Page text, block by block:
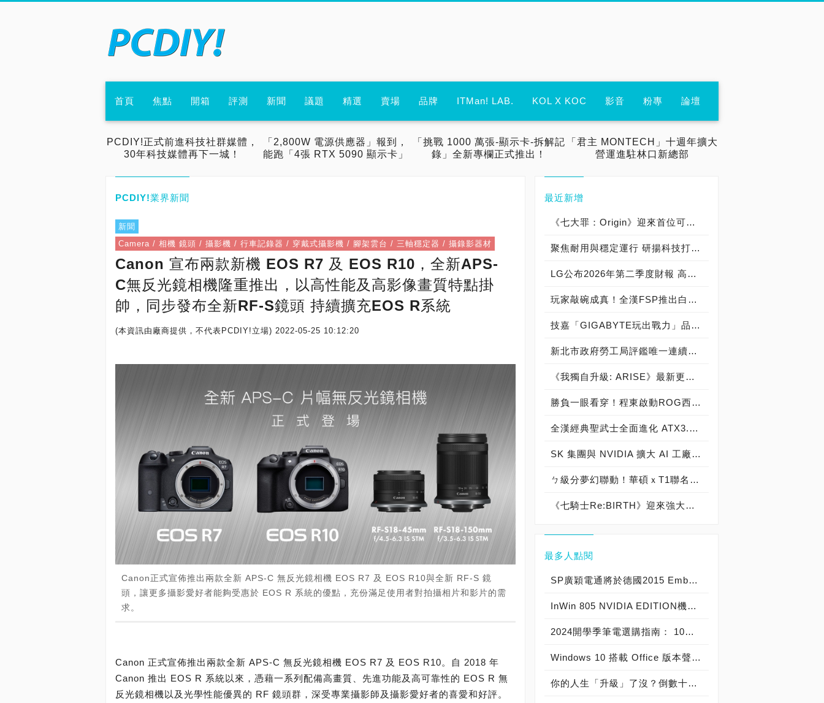
首頁 焦點 開箱 評測 新聞 議題 精選 賣場 品牌 ITMan! LAB. KOL X KOC 影音 粉專 論壇
PCDIY!正式前進科技社群媒體，
30年科技媒體再下一城！
「2,800W 電源供應器」報到，
能跑「4張 RTX 5090 顯示卡」
「挑戰 1000 萬張-顯示卡-拆解記
錄」全新專欄正式推出！
「君主 MONTECH」十週年擴大
營運進駐林口新總部
PCDIY!業界新聞
新聞
Camera / 相機 鏡頭 / 攝影機 / 行車記錄器 / 穿戴式攝影機 / 腳架雲台 / 三軸穩定器 / 攝錄影器材
Canon 宣布兩款新機 EOS R7 及 EOS R10，全新APS-
C無反光鏡相機隆重推出，以高性能及高影像畫質特點掛
帥，同步發布全新RF-S鏡頭 持續擴充EOS R系統
(本資訊由廠商提供，不代表PCDIY!立場) 2022-05-25 10:12:20
Canon正式宣佈推出兩款全新 APS-C 無反光鏡相機 EOS R7 及 EOS R10與全新 RF-S 鏡
頭，讓更多攝影愛好者能夠受惠於 EOS R 系統的優點，充份滿足使用者對拍攝相片和影片的需
求。
Canon 正式宣佈推出兩款全新 APS-C 無反光鏡相機 EOS R7 及 EOS R10。自 2018 年
Canon 推出 EOS R 系統以來，憑藉一系列配備高畫質、先進功能及高可靠性的 EOS R 無
反光鏡相機以及光學性能優異的 RF 鏡頭群，深受專業攝影師及攝影愛好者的喜愛和好評。
最近新增
《七大罪：Origin》迎來首位可遊玩十誡角色「德里艾利」
聚焦耐用與穩定運行 研揚科技打造新一代 COM Express Type 6 模組
LG公布2026年第二季度財報 高附加價值產品銷售成長與成本競爭力提升，營業獲利年增 147%
玩家敲碗成真！全漢FSP推出白色 VITA PM MIT 1000W 靜音電源純白上市！ MIT 白金電源首度披上純白戰袍，支援 ATX 3.1、PCIe 5.1，10年保固！
技嘉「GIGABYTE玩出戰力」品牌活動8/3讓玩家「找到專屬配備」
新北市政府勞工局評鑑唯一連續三年獲獎企業！ 宏正三度榮膺新北市政府<友善移工企業>殊榮
《我獨自升級: ARISE》最新更新 成振宇覺醒闇影君主繼承者
勝負一眼看穿！程東啟動ROG西風之神 雙螢幕AI致勝全局
全漢經典聖武士全面進化 ATX3.1，價格不變！FSP VIC BD+ 電競入門最強銅牌電源！ ATX 3.1、全新壓紋線材、登錄享 5 年保固，打造新世代入門電競首選
SK 集團與 NVIDIA 擴大 AI 工廠與次世代記憶體策略合作 規模逾 5,000 億美元的 NVIDIA-SK AI 計畫（NVIDIA-SK AI Initiative）， 涵蓋 SK Telecom 最高達 2GW 的 AI 工廠，以及與 SK 海力士的長期 AI 記憶體合作
ㄅ級分夢幻聯動！華碩ｘT1聯名顯示卡全台盛大開賣
《七騎士Re:BIRTH》迎來強大的全新英雄[天劍]宣嵐 同步推出韓國主題劇情
最多人點閱
SP廣穎電通將於德國2015 Embedded World展示全方位工控系列產品
InWin 805 NVIDIA EDITION機殼爆紅，迎廣GeForce GTX特仕版機箱正式開賣！
2024開學季筆電選購指南： 10大熱銷筆電推薦榜
Windows 10 搭載 Office 版本聲明稿 Office Mobile 、 Office 2016 與 Office 365 版本差異說明
你的人生「升級」了沒？倒數十天！Windows 10開闊你的無限視野